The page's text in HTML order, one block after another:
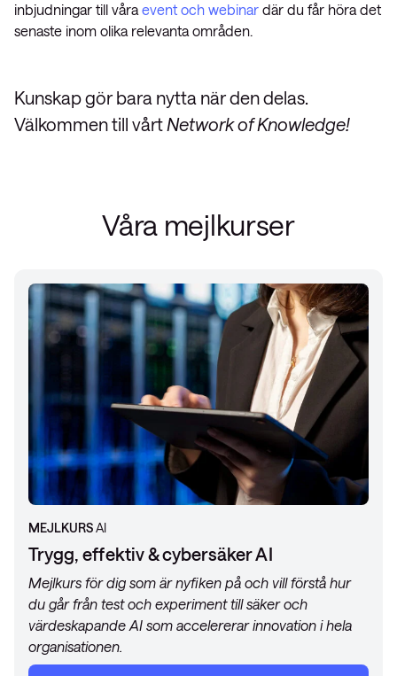
inbjudningar till våra event och webinar där du får höra det
senaste inom olika relevanta områden.
Kunskap gör bara nytta när den delas.
Välkommen till vårtNetwork of Knowledge!
Våra mejlkurser
MEJLKURSAI
Trygg, effektiv & cybersäker AI
Mejlkurs för dig som är nyfiken på och vill förstå hur
du går från test och experiment till säker och
värdeskapande AI som accelererar innovation i hela
organisationen.